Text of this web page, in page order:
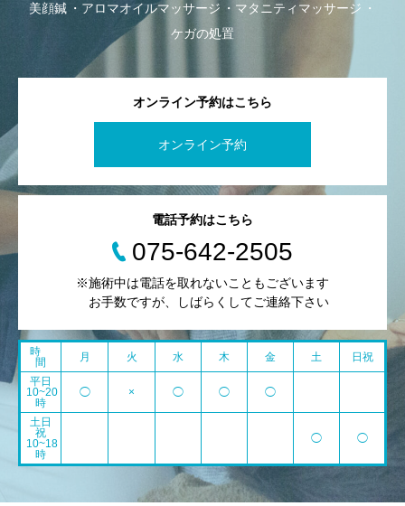
美顔鍼
アロマオイルマッサージ
マタニティマッサージ
ケガの処置
オンライン予約はこちら
オンライン予約
電話予約はこちら
075-642-2505
※施術中は電話を取れないこともございます
お手数ですが、しばらくしてご連絡下さい
時
間
月 火 水 木 金 土
日祝
平日
10~20
時
◯ × ◯ ◯ ◯
土日
祝
10~18
時
◯ ◯